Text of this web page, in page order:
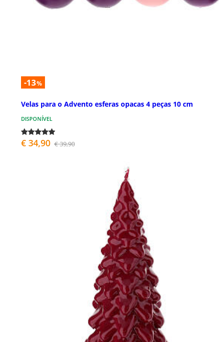
-13%
Velas para o Advento esferas opacas 4 peças 10 cm
DISPONÍVEL
€ 34,90 € 39,90